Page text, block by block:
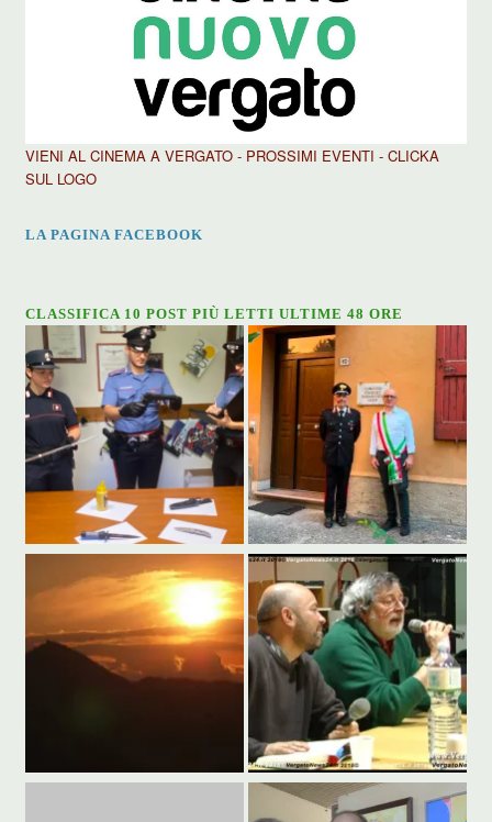
VIENI AL CINEMA A VERGATO - PROSSIMI EVENTI - CLICKA
SUL LOGO
LA PAGINA FACEBOOK
CLASSIFICA 10 POST PIÙ LETTI ULTIME 48 ORE